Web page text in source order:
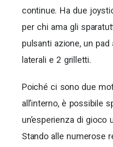
continue. Ha due
per chi ama gli
pulsanti azione, un
laterali e 2 grilletti.
Poiché ci sono due
all’interno, è possibile
un’esperienza di gioco
Stando alle numerose